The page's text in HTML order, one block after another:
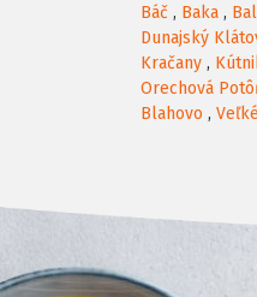
Báč , Baka ,
Dunajský
Kračany ,
Orechová
Blahovo ,